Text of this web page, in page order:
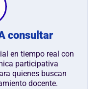
consultar
en tiempo real con
participativa
quienes buscan
docente.